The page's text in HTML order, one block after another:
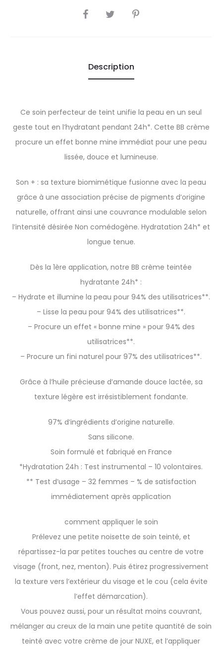
SHARE
Description
Ce soin perfecteur de teint unifie la peau en un seul
geste tout en l’hydratant pendant 24h*. Cette BB crème
procure un effet bonne mine immédiat pour une peau
lissée, douce et lumineuse.
Son + : sa texture biomimétique fusionne avec la peau
grâce à une association précise de pigments d’origine
naturelle, offrant ainsi une couvrance modulable selon
l’intensité désirée Non comédogène. Hydratation 24h* et
longue tenue.
Dès la 1ère application, notre BB crème teintée
hydratante 24h* :
– Hydrate et illumine la peau pour 94% des utilisatrices**.
– Lisse la peau pour 94% des utilisatrices**.
– Procure un effet « bonne mine » pour 94% des
utilisatrices**.
– Procure un fini naturel pour 97% des utilisatrices**.
Grâce à l’huile précieuse d’amande douce lactée, sa
texture légère est irrésistiblement fondante.
97% d’ingrédients d’origine naturelle.
Sans silicone.
Soin formulé et fabriqué en France
*Hydratation 24h : Test instrumental – 10 volontaires.
** Test d’usage – 32 femmes – % de satisfaction
immédiatement après application
comment appliquer le soin
Prélevez une petite noisette de soin teinté, et
répartissez-la par petites touches au centre de votre
visage (front, nez, menton). Puis étirez progressivement
la texture vers l’extérieur du visage et le cou (cela évite
l’effet démarcation).
Vous pouvez aussi, pour un résultat moins couvrant,
mélanger au creux de la main une petite quantité de soin
teinté avec votre crème de jour NUXE, et l’appliquer